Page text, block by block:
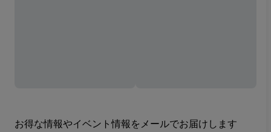
お得な情報やイベント情報をメールでお届けします